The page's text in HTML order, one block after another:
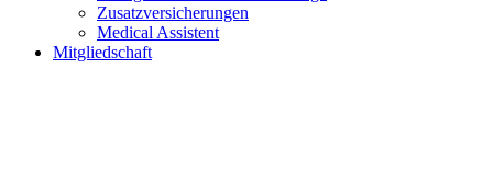
Zusatzversicherungen
Medical Assistent
Mitgliedschaft